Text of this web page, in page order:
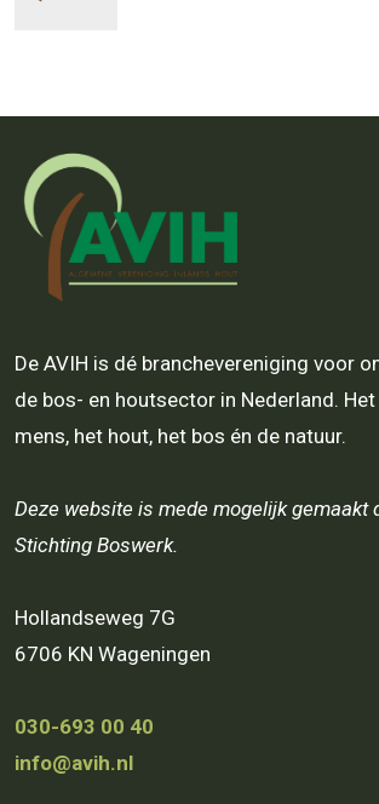
De AVIH is dé branchevereniging voor
de bos- en houtsector in Nederland.
mens, het hout, het bos én de natuur.
Deze website is mede mogelijk gemaakt
Stichting Boswerk.
Hollandseweg 7G
6706 KN Wageningen
030-693 00 40
info@avih.nl